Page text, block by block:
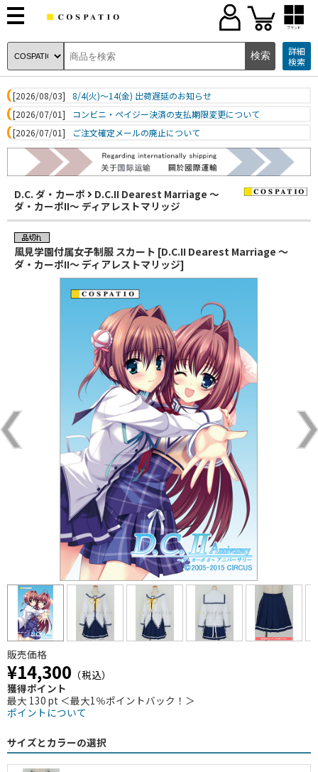
ブランド
詳細
検索
[2026/08/03]
8/4(火)～14(金) 出荷遅延のお知らせ
[2026/07/01]
コンビニ・ペイジー決済の支払期限変更について
[2026/07/01]
ご注文確定メールの廃止について
D.C. ダ・カーポ
D.C.II Dearest Marriage ～
ダ・カーポII～ ディアレストマリッジ
風見学園付属女子制服 スカート [D.C.II Dearest Marriage ～
ダ・カーポII～ ディアレストマリッジ]
販売価格
¥14,300 （税込）
獲得ポイント
最大 130 pt ＜最大1％ポイントバック！＞
ポイントについて
サイズとカラーの選択